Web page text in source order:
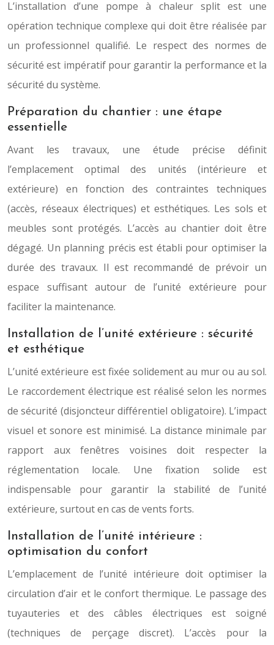
L’installation d’une pompe à chaleur split est une
opération technique complexe qui doit être réalisée par
un professionnel qualifié. Le respect des normes de
sécurité est impératif pour garantir la performance et la
sécurité du système.
Préparation du chantier : une étape
essentielle
Avant les travaux, une étude précise définit
l’emplacement optimal des unités (intérieure et
extérieure) en fonction des contraintes techniques
(accès, réseaux électriques) et esthétiques. Les sols et
meubles sont protégés. L’accès au chantier doit être
dégagé. Un planning précis est établi pour optimiser la
durée des travaux. Il est recommandé de prévoir un
espace suffisant autour de l’unité extérieure pour
faciliter la maintenance.
Installation de l’unité extérieure : sécurité
et esthétique
L’unité extérieure est fixée solidement au mur ou au sol.
Le raccordement électrique est réalisé selon les normes
de sécurité (disjoncteur différentiel obligatoire). L’impact
visuel et sonore est minimisé. La distance minimale par
rapport aux fenêtres voisines doit respecter la
réglementation locale. Une fixation solide est
indispensable pour garantir la stabilité de l’unité
extérieure, surtout en cas de vents forts.
Installation de l’unité intérieure :
optimisation du confort
L’emplacement de l’unité intérieure doit optimiser la
circulation d’air et le confort thermique. Le passage des
tuyauteries et des câbles électriques est soigné
(techniques de perçage discret). L’accès pour la